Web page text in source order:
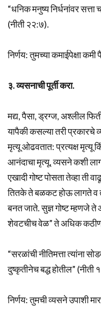
“धनिक मनुष्य निर्धनांवर
(नीती २२:७).
निर्णय: तुमच्या कमाईपेक्षा
३. व्यसनाची पूर्ती करा.
मद्य, पैसा, ड्रग्ज, अश्लील
यापैकी कसल्या तरी
मृत्यू ओढवतात: प्रत्यक्ष मृत्यू
आनंदाचा मृत्यू. व्यसने कशी
एखादी गोष्ट पोसता तेव्हा ती
तितके ते बळकट होऊ लागते
बनत जाते. सुज्ञ गोष्ट म्हणजे
शेवटचीच वेळ” ते अधिक
“सरळांची नीतिमत्ता त्यांना
दुष्कृतीनेच बद्ध होतील” (नीती
निर्णय: तुमची व्यसने उपाशी